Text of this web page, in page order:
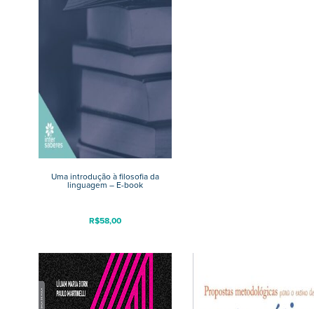
Uma introdução à filosofia da
linguagem – E-book
R$58,00